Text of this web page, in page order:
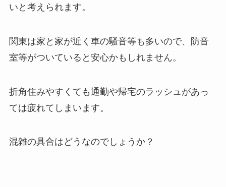
いと考えられます。
関東は家と家が近く車の騒音等も多いので、
防音
室等がついていると安心かもしれません。
折角住みやすくても通勤や帰宅のラッシュがあっ
ては疲れてしまいます。
混雑の具合はどうなのでしょうか？